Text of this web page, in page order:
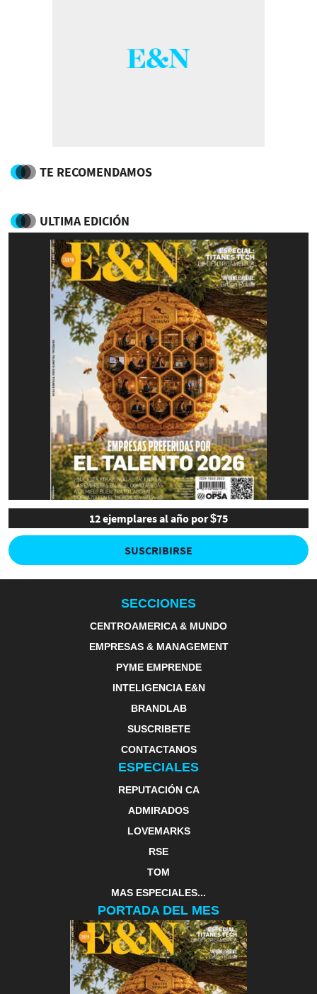
TE RECOMENDAMOS
ULTIMA EDICIÓN
12 ejemplares al año por $75
SUSCRIBIRSE
SECCIONES
CENTROAMERICA & MUNDO
EMPRESAS & MANAGEMENT
PYME EMPRENDE
INTELIGENCIA E&N
BRANDLAB
SUSCRIBETE
CONTACTANOS
ESPECIALES
REPUTACIÓN CA
ADMIRADOS
LOVEMARKS
RSE
TOM
MAS ESPECIALES...
PORTADA DEL MES